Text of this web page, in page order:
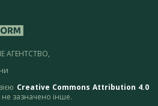
АГЕНТСТВО,
Creative Commons Attribution 4.0
зазначено інше.